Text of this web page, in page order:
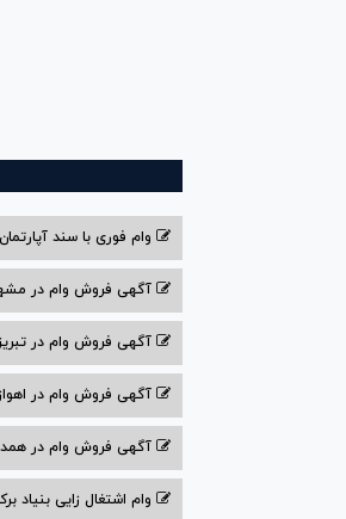
وام فوری با سند
آگهی فروش وام در
آگهی فروش وام در
آگهی فروش وام در اهواز
آگهی فروش وام در
وام اشتغال زایی بنیاد